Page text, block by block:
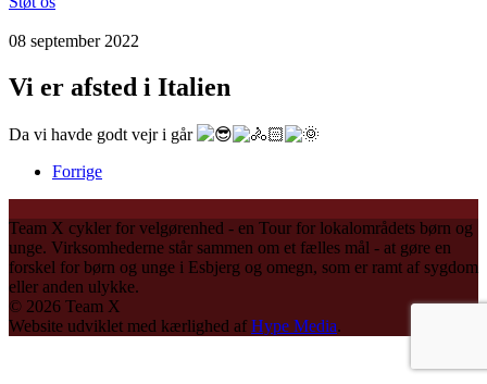
08 september 2022
Vi er afsted i Italien
Da vi havde godt vejr i går
Forrige
Team X cykler for velgørenhed - en Tour for lokalområdets børn og
unge. Virksomhederne står sammen om et fælles mål - at gøre en
forskel for børn og unge i Esbjerg og omegn, som er ramt af sygdom
eller anden ulykke.
© 2026 Team X
Website udviklet med kærlighed af Hype Media.